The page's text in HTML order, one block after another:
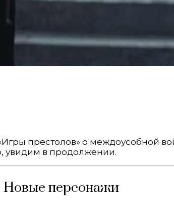
престолов» о междоусобной
увидим в продолжении.
Новые персонажи